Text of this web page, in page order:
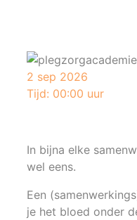
2 sep 2026
Tijd: 00:00 uur
In bijna elke
wel eens.
Een
je het bloed onder